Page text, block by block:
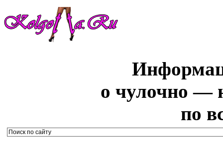
о чулочно —
по